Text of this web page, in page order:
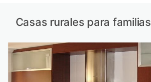
Casas rurales para familias